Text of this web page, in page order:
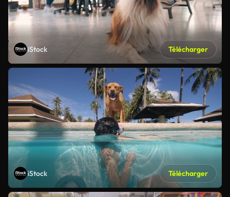
iStock Télécharger
iStock Télécharger